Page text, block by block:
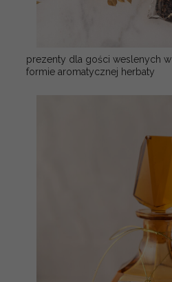
prezenty dla gości weslenych w
formie aromatycznej herbaty